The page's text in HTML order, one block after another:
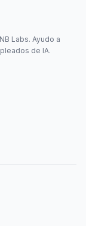
Labs. Ayudo a
de IA.